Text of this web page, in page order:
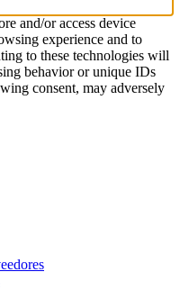
and/or access device
experience and to
to these technologies will
behavior or unique IDs
consent, may adversely